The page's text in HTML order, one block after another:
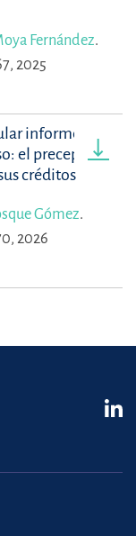
Fernández.
2025
informe
el preceptivo
créditos
Gómez.
2026